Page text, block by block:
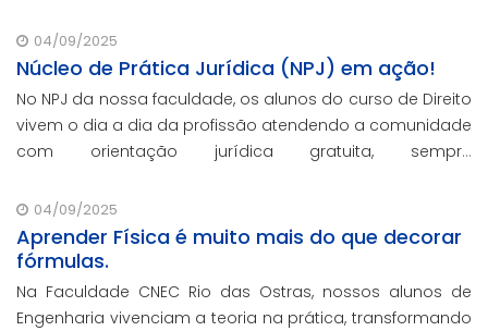
04/09/2025
Núcleo de Prática Jurídica (NPJ) em ação!
No NPJ da nossa faculdade, os alunos do curso de Direito
vivem o dia a dia da profissão atendendo a comunidade
com orientação jurídica gratuita, sempre
04/09/2025
Aprender Física é muito mais do que decorar
fórmulas.
Na Faculdade CNEC Rio das Ostras, nossos alunos de
Engenharia vivenciam a teoria na prática, transformando